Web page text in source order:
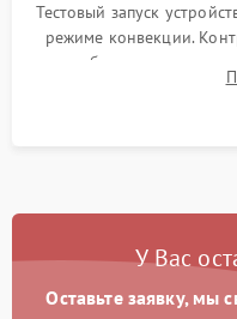
Тестовый запуск
режиме конвекции.
срабатывания
температуры и
У Вас
Оставьте заявку, мы